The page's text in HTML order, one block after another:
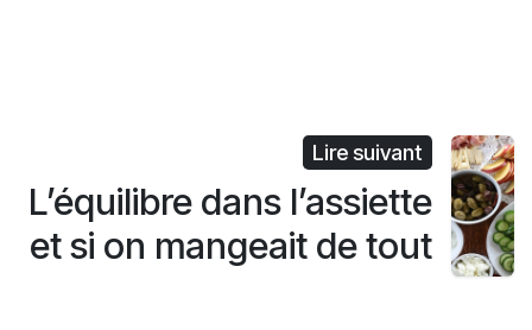
Lire suivant
L’équilibre dans l’assiette
et si on mangeait de tout